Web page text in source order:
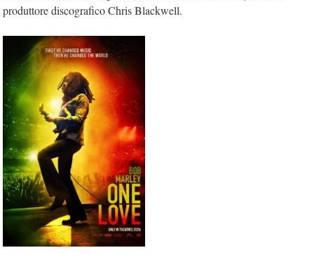
produttore discografico Chris Blackwell.